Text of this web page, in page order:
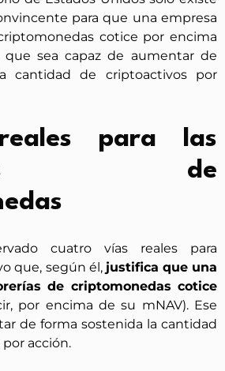
para que una empresa
cotice por encima
sea capaz de aumentar de
cantidad de criptoactivos por
para las
de
cuatro vías reales para
que, según él, justifica que una
de criptomonedas cotice
por encima de su mNAV). Ese
de forma sostenida la cantidad
acción.